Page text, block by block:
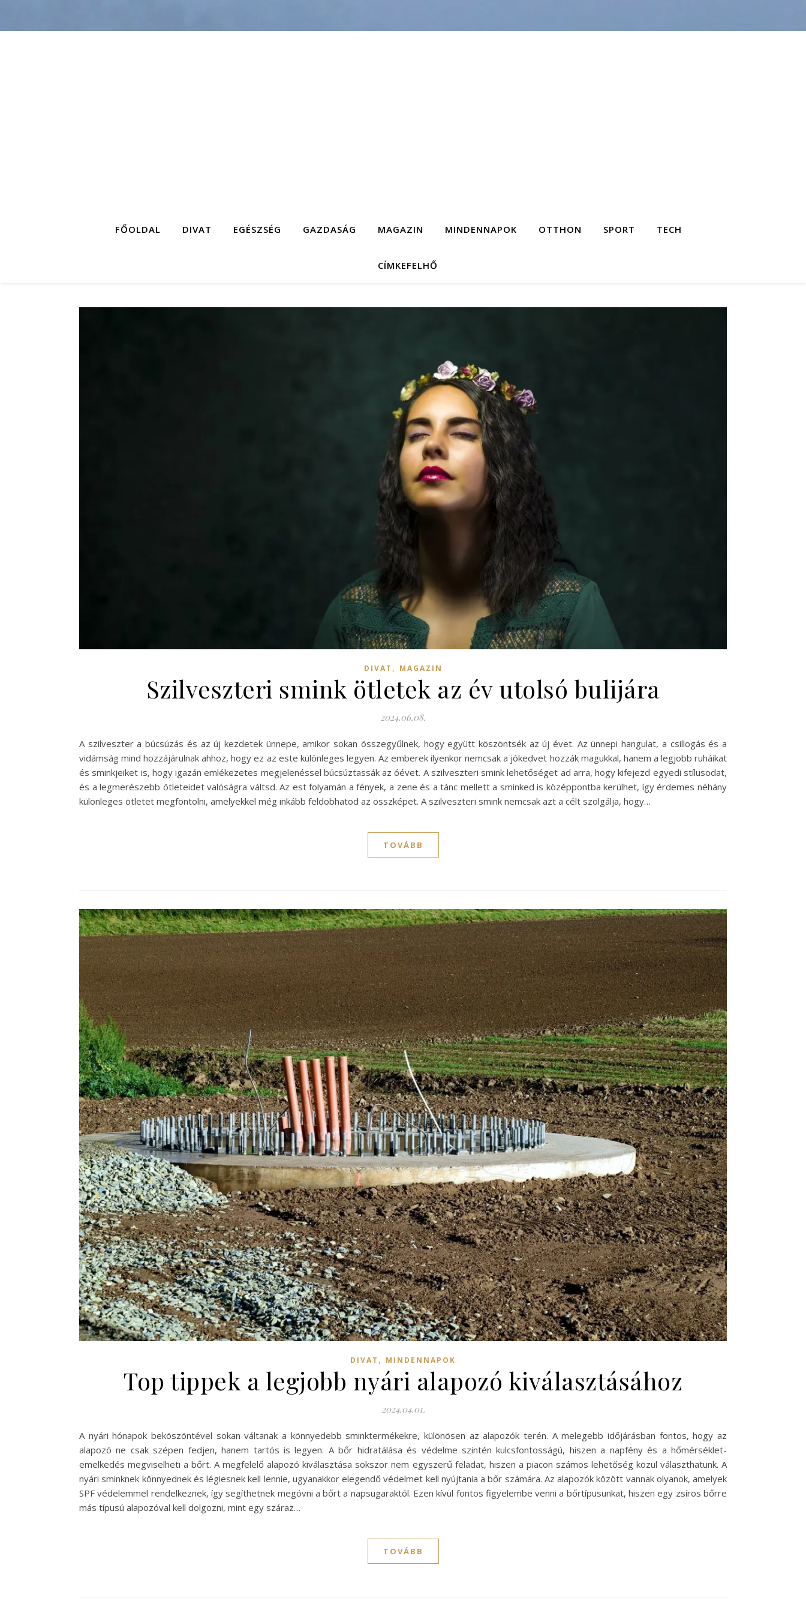
FŐOLDAL DIVAT EGÉSZSÉG GAZDASÁG MAGAZIN MINDENNAPOK OTTHON SPORT TECH
CÍMKEFELHŐ
DIVAT , MAGAZIN
Szilveszteri smink ötletek az év utolsó bulijára
2024.06.08.
A szilveszter a búcsúzás és az új kezdetek ünnepe, amikor sokan összegyűlnek, hogy együtt köszöntsék az új évet. Az ünnepi hangulat, a csillogás és a
vidámság mind hozzájárulnak ahhoz, hogy ez az este különleges legyen. Az emberek ilyenkor nemcsak a jókedvet hozzák magukkal, hanem a legjobb ruháikat
és sminkjeiket is, hogy igazán emlékezetes megjelenéssel búcsúztassák az óévet. A szilveszteri smink lehetőséget ad arra, hogy kifejezd egyedi stílusodat,
és a legmerészebb ötleteidet valóságra váltsd. Az est folyamán a fények, a zene és a tánc mellett a sminked is középpontba kerülhet, így érdemes néhány
különleges ötletet megfontolni, amelyekkel még inkább feldobhatod az összképet. A szilveszteri smink nemcsak azt a célt szolgálja, hogy…
TOVÁBB
DIVAT , MINDENNAPOK
Top tippek a legjobb nyári alapozó kiválasztásához
2024.04.01.
A nyári hónapok beköszöntével sokan váltanak a könnyedebb sminktermékekre, különösen az alapozók terén. A melegebb időjárásban fontos, hogy az
alapozó ne csak szépen fedjen, hanem tartós is legyen. A bőr hidratálása és védelme szintén kulcsfontosságú, hiszen a napfény és a hőmérséklet-
emelkedés megviselheti a bőrt. A megfelelő alapozó kiválasztása sokszor nem egyszerű feladat, hiszen a piacon számos lehetőség közül választhatunk. A
nyári sminknek könnyednek és légiesnek kell lennie, ugyanakkor elegendő védelmet kell nyújtania a bőr számára. Az alapozók között vannak olyanok, amelyek
SPF védelemmel rendelkeznek, így segíthetnek megóvni a bőrt a napsugaraktól. Ezen kívül fontos figyelembe venni a bőrtípusunkat, hiszen egy zsíros bőrre
más típusú alapozóval kell dolgozni, mint egy száraz…
TOVÁBB